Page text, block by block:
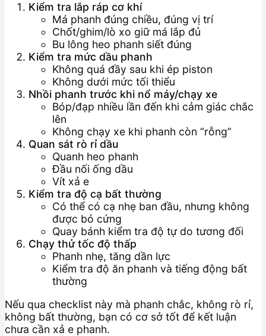
Kiểm tra lắp ráp cơ khí
Má phanh đúng chiều, đúng vị trí
Chốt/ghim/lò xo giữ má lắp đủ
Bu lông heo phanh siết đúng
Kiểm tra mức dầu phanh
Không quá đầy sau khi ép piston
Không dưới mức tối thiểu
Nhồi phanh trước khi nổ máy/chạy xe
Bóp/đạp nhiều lần đến khi cảm giác chắc
lên
Không chạy xe khi phanh còn “rỗng”
Quan sát rò rỉ dầu
Quanh heo phanh
Đầu nối ống dầu
Vít xả e
Kiểm tra độ cạ bất thường
Có thể có cạ nhẹ ban đầu, nhưng không
được bó cứng
Quay bánh kiểm tra độ tự do tương đối
Chạy thử tốc độ thấp
Phanh nhẹ, tăng dần lực
Kiểm tra độ ăn phanh và tiếng động bất
thường
Nếu qua checklist này mà phanh chắc, không rò rỉ,
không bất thường, bạn có cơ sở tốt để kết luận
chưa cần xả e phanh.